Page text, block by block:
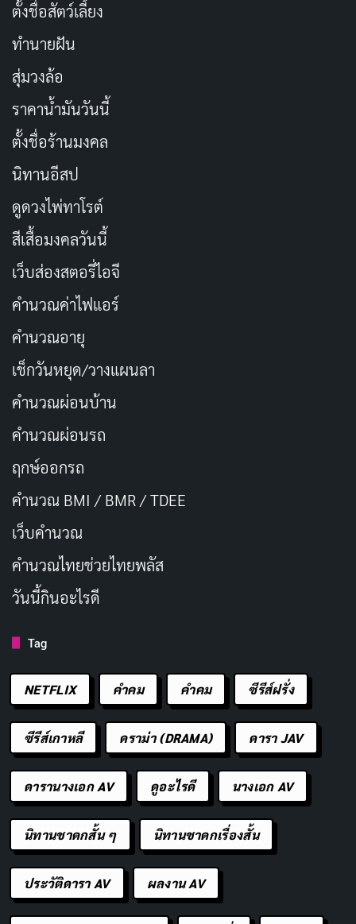
เจมส์ เบ็คเค็ตต์ (James Beckett) นักวิจารณ์จาก ANN
เปรียบเทียบอนิเมะเรื่องนี้ว่าเหมือน “อาหารขยะของวงกา
รอนิเมะ” แต่ที่น่าผิดหวังคือแม้แต่อาหารขยะก็ยังมีลำดับ
ขั้น นี่คือเบอร์เกอร์ที่ทิ้งไว้ในตู้ร้อนของเซเว่นหลายชั่วโมง
มากกว่าเบอร์เกอร์ย่างสดใหม่จากร้าน Five Guys ตัวละคร
ทุกตัวในเรื่องเดินตามแม่พิมพ์โดยไม่มีการเติมแต่งอะไรให้
น่าจดจำ ไม่ว่าจะเป็นพี่สาวตัวร้ายที่แรงจูงใจเบาบาง เจ้า
ชายคู่หมั้นที่อยู่ในสถานะ “แขกรับเชิญ” มากกว่าจะเป็นตัว
ละครสำคัญ หรือแม้แต่ตัวแคโรไลนาเองที่ตกอยู่ในภาวะ
She’s All That Syndrome คือสวยและมีความสามารถใน
แบบที่ผู้ชมต้องเชื่อตามบท แต่ไม่เคยถูกแสดงให้เห็นจริง
ประเด็นการทำร้ายจิตใจจากพี่สาวที่ควรจะเป็นปมขัดแย้ง
หลักกลับให้ความรู้สึกเหมือนกำลัง check list องค์ประกอบ
แนว Cinderella Saintess มากกว่าจะเป็นบาดแผลทางใจที่
มีเลือดเนื้อ ผู้เขียนบทไม่ได้ให้เวลาหรือพื้นที่มากพอให้เรา
รู้สึกถึงความเจ็บปวดของแคโรไลนาอย่างลึกซึ้ง การเปรียบ
เทียบกับMy Happy Marriage
ห่างของคุณภาพระหว่างอนิเมะทั้งสองเรื่อง
ด้าน แอนิเมชั่น
ลูคัส เดอรูย์เตอร์ (Lucas DeRuyter) ชี้ว่า
เบลอที่กำลังกลายเป็นมาตรฐานของอนิเมะแนว “อบอุ่น
ภาพลักษณ์ที่ดูราคาถูกและขาดความคมชัด การตัดต่อมี
จังหวะสะดุด มีการตัดภาพที่ไม่จำเป็นเพื่อย้ำว่าตัวละครยัง
คงอยู่ตรงนั้น ทั้งที่ควรปล่อยให้ผู้ชมซึมซับอารมณ์ของฉาก
ได้เอง ดนตรีประกอบก็แบนเรียบจนแทบไม่รู้สึกถึงการมีอยู่
ของมัน ฟังดูเหมือนตัวอย่างเสียง “แฟนตาซี” หรือ “ราช
สำนัก” แบบสต็อกที่หยิบมาใช้โดยไม่ได้ออกแบบให้
สอดคล้องกับอารมณ์ของเรื่อง
ดีไซน์ตัวละครเองก็มีปัญหาชัดเจนเมื่ออยู่ในฉากสำคัญ
หลายช่วงที่สัดส่วนใบหน้าหรือร่างกายของตัวละครผิด
เพี้ยนไปจากโมเดลที่ควรจะเป็น สตูดิโอผู้สร้างอาจไม่ได้
ตั้งใจทำงานแบบขอไปที แต่ผลลัพธ์ที่ออกมาทำให้รู้สึกเห
ตั้งชื่อสัตว์เลี้ยง
ทำนายฝัน
สุ่มวงล้อ
ราคาน้ำมันวันนี้
ตั้งชื่อร้านมงคล
นิทานอีสป
ดูดวงไพ่ทาโรต์
สีเสื้อมงคลวันนี้
เว็บส่องสตอรี่ไอจี
คำนวณค่าไฟแอร์
คำนวณอายุ
เช็กวันหยุด/วางแผนลา
คำนวณผ่อนบ้าน
คำนวณผ่อนรถ
ฤกษ์ออกรถ
คำนวณ BMI / BMR / TDEE
เว็บคํานวณ
คํานวณไทยช่วยไทยพลัส
วันนี้กินอะไรดี
Tag
NETFLIX คำคม คําคม ซีรีส์ฝรั่ง
ซีรีส์เกาหลี ดราม่า (DRAMA) ดารา JAV
ดารานางเอก AV ดูอะไรดี นางเอก AV
นิทานชาดกสั้น ๆ นิทานชาดกเรื่องสั้น
ประวัติดารา AV ผลงาน AV